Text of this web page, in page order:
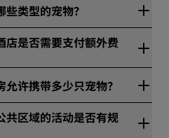
，请发送电子邮件至
联系酒店。
类型的宠物？
和宠物狗。仅允许携带体重在5以
店是否需要支付额外费
许携带多少只宠物？
许携带一只宠物入住。
共区域的活动是否有规